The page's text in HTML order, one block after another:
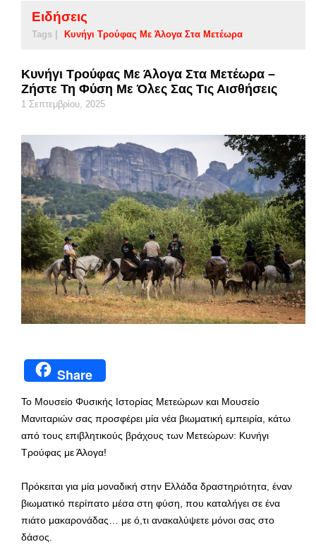
Ειδήσεις
Tags | Κυνήγι Τρούφας Με Άλογα Στα Μετέωρα
Κυνήγι Τρούφας Με Άλογα Στα Μετέωρα –
Ζήστε Τη Φύση Με Όλες Σας Τις Αισθήσεις
1 Σεπτεμβρίου, 2025
Share
Το Μουσείο Φυσικής Ιστορίας Μετεώρων και Μουσείο
Μανιταριών σας προσφέρει μία νέα βιωματική εμπειρία, κάτω
από τους επιβλητικούς βράχους των Μετεώρων: Κυνήγι
Τρούφας με Άλογα!
Πρόκειται για μία μοναδική στην Ελλάδα δραστηριότητα, έναν
βιωματικό περίπατο μέσα στη φύση, που καταλήγει σε ένα
πιάτο μακαρονάδας… με ό,τι ανακαλύψετε μόνοι σας στο
δάσος.